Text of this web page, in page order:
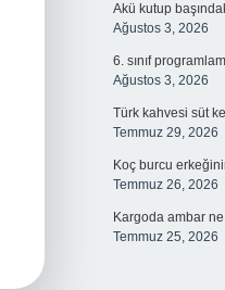
Akü kutup
Ağustos 3, 2026
6. sınıf
Ağustos 3, 2026
Türk kahvesi süt
Temmuz 29, 2026
Koç burcu
Temmuz 26, 2026
Kargoda ambar
Temmuz 25, 2026